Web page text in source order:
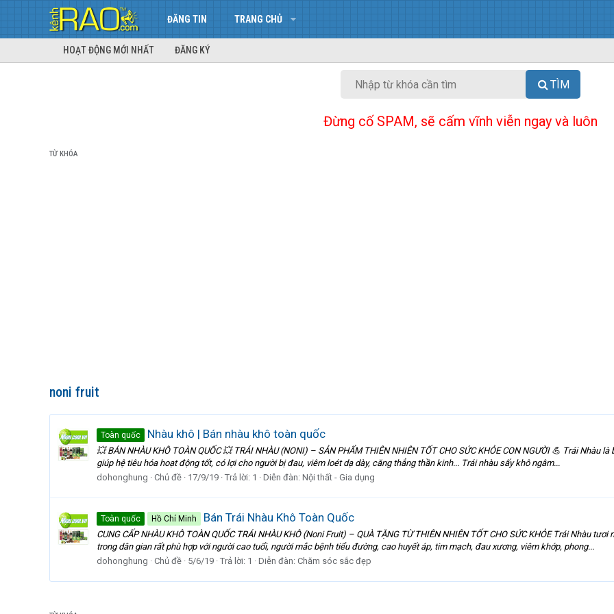
ĐĂNG TIN TRANG CHỦ
HOẠT ĐỘNG MỚI NHẤT ĐĂNG KÝ
TÌM
Đừng cố SPAM, sẽ cấm vĩnh viễn ngay và luôn
TỪ KHÓA
noni fruit
Toàn quốc Nhàu khô | Bán nhàu khô toàn quốc
💥 BÁN NHÀU KHÔ TOÀN QUỐC 💥 TRÁI NHÀU (NONI) – SẢN PHẨM THIÊN NHIÊN TỐT CHO SỨC KHỎE CON NGƯỜI 💪 Trái Nhàu
giúp hệ tiêu hóa hoạt động tốt, có lợi cho người bị đau, viêm loét dạ dày, căng thẳng thần kinh... Trái nhàu sấy khô ngâm...
dohonghung
Chủ đề 17/9/19 Trả lời: 1 Diễn đàn: Nội thất - Gia dụng
Toàn quốc Hồ Chí Minh Bán Trái Nhàu Khô Toàn Quốc
CUNG CẤP NHÀU KHÔ TOÀN QUỐC TRÁI NHÀU KHÔ (Noni Fruit) – QUÀ TẶNG TỪ THIÊN NHIÊN TỐT CHO SỨC KHỎE Trái Nhàu
trong dân gian rất phù hợp với người cao tuổi, người mắc bệnh tiểu đường, cao huyết áp, tim mạch, đau xương, viêm khớp, phong...
dohonghung
Chủ đề 5/6/19 Trả lời: 1 Diễn đàn: Chăm sóc sắc đẹp